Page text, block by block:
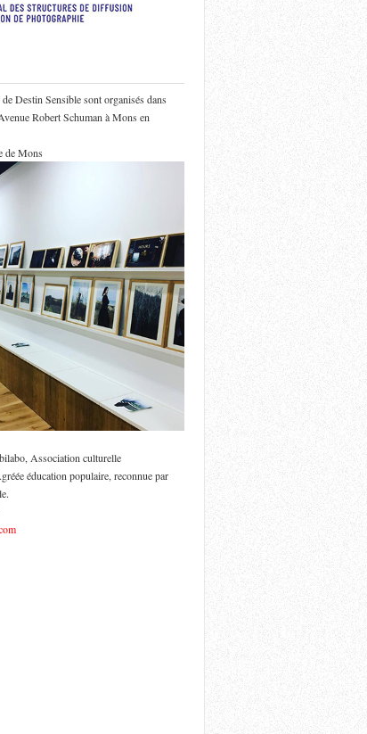
Destin Sensible sont organisés dans
Robert Schuman à Mons en
de Mons
Association culturelle
éducation populaire, reconnue par